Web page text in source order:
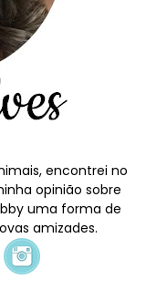
encontrei no
opinião sobre
uma forma de
amizades.